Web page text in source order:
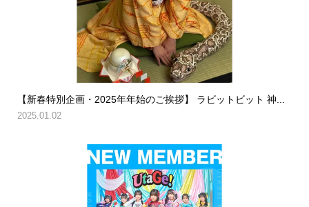
【新春特別企画・2025年年始のご挨拶】 ラビットビット 神...
2025.01.02